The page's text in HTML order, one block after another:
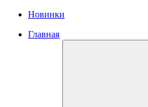
Новинки
Главная